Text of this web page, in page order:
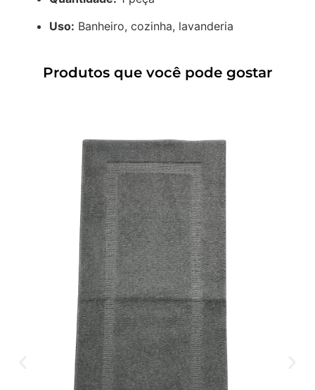
Uso: Banheiro, cozinha, lavanderia
Produtos que você pode gostar